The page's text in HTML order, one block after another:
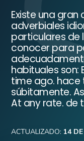
ZonaInglés
Existe una
adverbiales
particulares de
conocer para
habituales son:
time ago. hace
súbitamente.
At any rate. de
ACTUALIZADO: 14